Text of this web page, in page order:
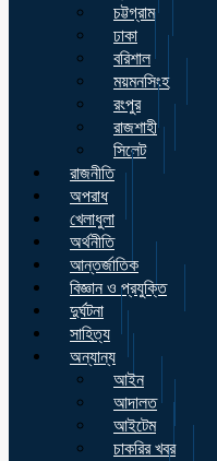
চট্টগ্রাম
ঢাকা
বরিশাল
ময়মনসিংহ
রংপুর
রাজশাহী
সিলেট
রাজনীতি
অপরাধ
খেলাধুলা
অর্থনীতি
আন্তর্জাতিক
বিজ্ঞান ও প্রযুক্তি
দুর্ঘটনা
সাহিত্য
অন্যান্য
আইন
আদালত
আইটেম
চাকরির খবর